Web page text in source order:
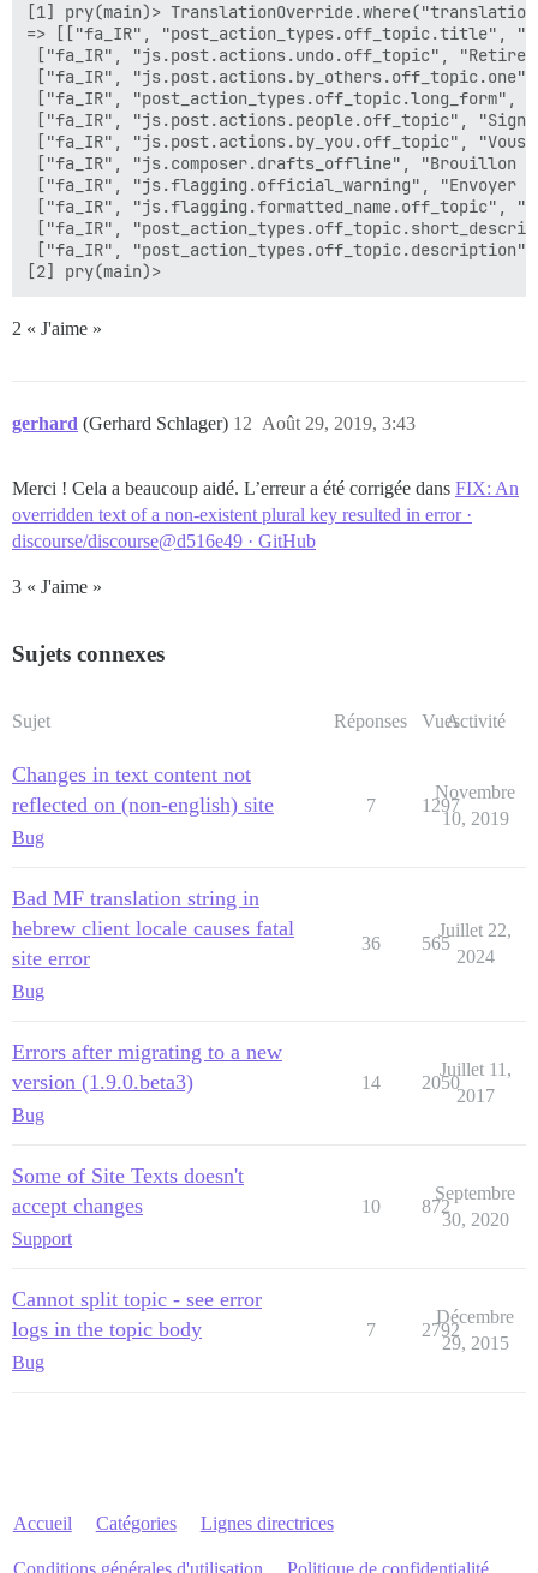
[1] pry(main)>
=> [["fa_IR", "post_action_types.off_topic.title",
["fa_IR", "js.post.actions.undo.off_topic",
["fa_IR",
["fa_IR", "post_action_types.off_topic.long_form",
["fa_IR", "js.post.actions.people.off_topic",
["fa_IR", "js.post.actions.by_you.off_topic", "Vous
["fa_IR", "js.composer.drafts_offline", "Brouillon
["fa_IR", "js.flagging.official_warning", "Envoyer
["fa_IR", "js.flagging.formatted_name.off_topic",
["fa_IR",
["fa_IR",
2 « J'aime »
gerhard (Gerhard Schlager) Août 29, 2019, 3:43
12
Merci ! Cela a beaucoup aidé. L’erreur a été corrigée dans FIX: An
overridden text of a non-existent plural key resulted in error ·
discourse/discourse@d516e49 · GitHub
3 « J'aime »
Sujets connexes
Sujet Réponses VuesActivité
Changes in text content not
reflected on (non-english) site
Bug
7 1297
Novembre
10, 2019
Bad MF translation string in
hebrew client locale causes fatal
site error
Bug
36 565
Juillet 22,
2024
Errors after migrating to a new
version (1.9.0.beta3)
Bug
14 2050
Juillet 11,
2017
Some of Site Texts doesn't
accept changes
Support
10 872
Septembre
30, 2020
Cannot split topic - see error
logs in the topic body
Bug
7 2792
Décembre
29, 2015
Accueil Catégories Lignes directrices